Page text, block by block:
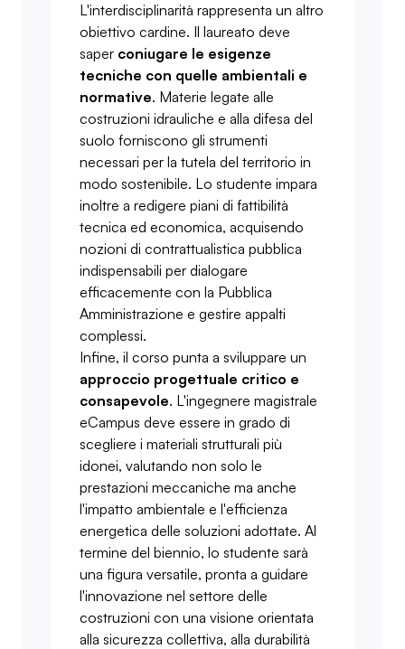
L'interdisciplinarità rappresenta un altro
obiettivo cardine. Il laureato deve
saper coniugare le esigenze
tecniche con quelle ambientali e
normative. Materie legate alle
costruzioni idrauliche e alla difesa del
suolo forniscono gli strumenti
necessari per la tutela del territorio in
modo sostenibile. Lo studente impara
inoltre a redigere piani di fattibilità
tecnica ed economica, acquisendo
nozioni di contrattualistica pubblica
indispensabili per dialogare
efficacemente con la Pubblica
Amministrazione e gestire appalti
complessi.
Infine, il corso punta a sviluppare un
approccio progettuale critico e
consapevole. L'ingegnere magistrale
eCampus deve essere in grado di
scegliere i materiali strutturali più
idonei, valutando non solo le
prestazioni meccaniche ma anche
l'impatto ambientale e l'efficienza
energetica delle soluzioni adottate. Al
termine del biennio, lo studente sarà
una figura versatile, pronta a guidare
l'innovazione nel settore delle
costruzioni con una visione orientata
alla sicurezza collettiva, alla durabilità